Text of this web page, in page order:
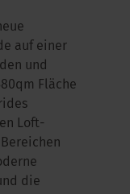
auf einer
und
Fläche
Loft-
die